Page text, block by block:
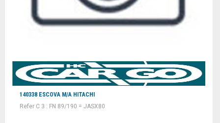
140338 ESCOVA M/A HITACHI
Refer C 3 : FN 89/190 = JASX80